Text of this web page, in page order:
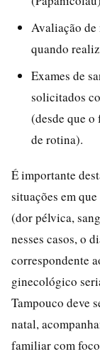
Avaliação de
quando
Exames de
solicitados
(desde que
de rotina).
É importante
situações em
(dor pélvica,
nesses casos, o
correspondente
ginecológico
Tampouco deve
natal,
familiar com